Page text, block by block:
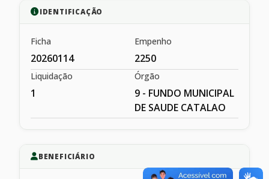
IDENTIFICAÇÃO
Ficha
20260114
Empenho
2250
Liquidação
1
Órgão
9 - FUNDO MUNICIPAL
DE SAUDE CATALAO
BENEFICIÁRIO